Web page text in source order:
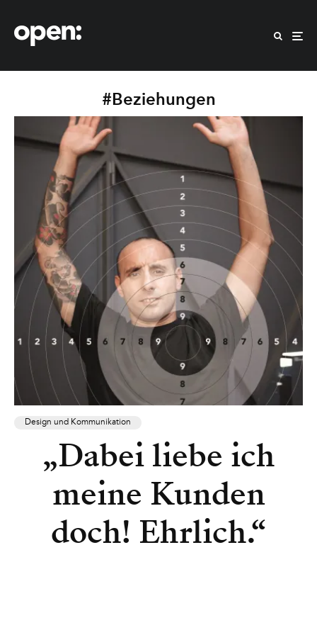
#Beziehungen
Design und Kommunikation
„Dabei liebe ich
meine Kunden
doch! Ehrlich.“